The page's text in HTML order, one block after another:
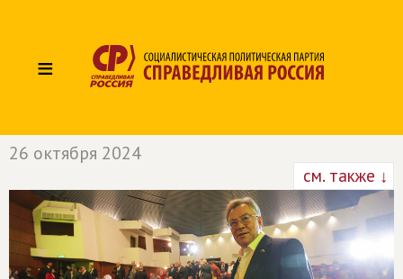
≡
26 октября 2024
см. также ↓